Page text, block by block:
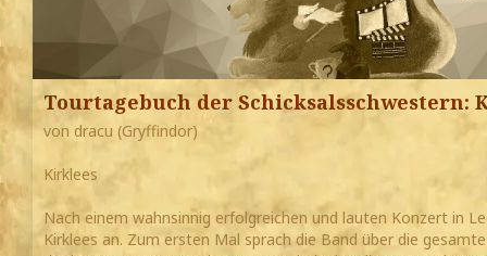
Tourtagebuch der Schicksalsschwestern:
von dracu (Gryffindor)
Kirklees
Nach einem wahnsinnig erfolgreichen und lauten Konzert in
Kirklees an. Zum ersten Mal sprach die Band über die